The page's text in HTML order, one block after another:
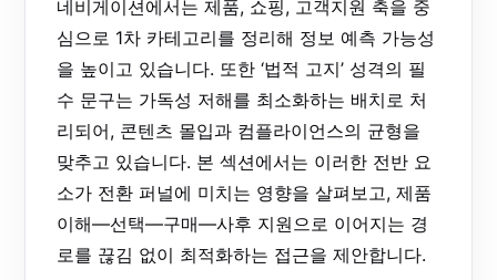
네비게이션에서는 제품, 쇼핑, 고객지원 축을 중
심으로 1차 카테고리를 정리해 정보 예측 가능성
을 높이고 있습니다. 또한 ‘법적 고지’ 성격의 필
수 문구는 가독성 저해를 최소화하는 배치로 처
리되어, 콘텐츠 몰입과 컴플라이언스의 균형을
맞추고 있습니다. 본 섹션에서는 이러한 전반 요
소가 전환 퍼널에 미치는 영향을 살펴보고, 제품
이해—선택—구매—사후 지원으로 이어지는 경
로를 끊김 없이 최적화하는 접근을 제안합니다.